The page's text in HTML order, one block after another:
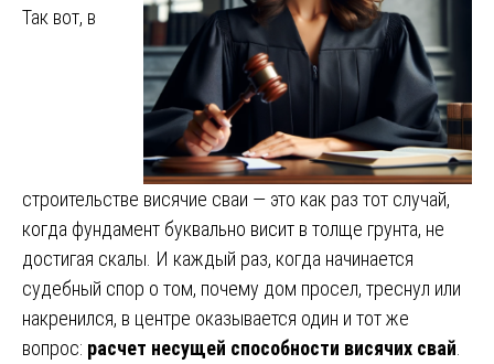
Так вот, в
строительстве висячие сваи — это как раз тот случай,
когда фундамент буквально висит в толще грунта, не
достигая скалы. И каждый раз, когда начинается
судебный спор о том, почему дом просел, треснул или
накренился, в центре оказывается один и тот же
вопрос: расчет несущей способности висячих свай